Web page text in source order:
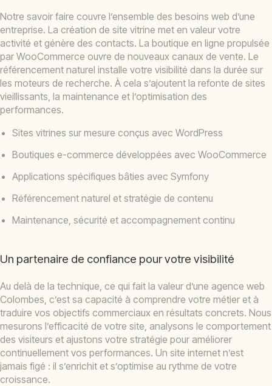
Notre savoir faire couvre l’ensemble des besoins web d’une
entreprise. La création de site vitrine met en valeur votre
activité et génère des contacts. La boutique en ligne propulsée
par WooCommerce ouvre de nouveaux canaux de vente. Le
référencement naturel installe votre visibilité dans la durée sur
les moteurs de recherche. À cela s’ajoutent la refonte de sites
vieillissants, la maintenance et l’optimisation des
performances.
Sites vitrines sur mesure conçus avec WordPress
Boutiques e-commerce développées avec WooCommerce
Applications spécifiques bâties avec Symfony
Référencement naturel et stratégie de contenu
Maintenance, sécurité et accompagnement continu
Un partenaire de confiance pour votre visibilité
Au delà de la technique, ce qui fait la valeur d’une agence web
Colombes, c’est sa capacité à comprendre votre métier et à
traduire vos objectifs commerciaux en résultats concrets. Nous
mesurons l’efficacité de votre site, analysons le comportement
des visiteurs et ajustons votre stratégie pour améliorer
continuellement vos performances. Un site internet n’est
jamais figé : il s’enrichit et s’optimise au rythme de votre
croissance.